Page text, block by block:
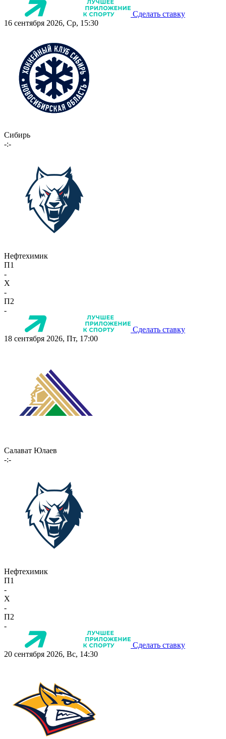
Сделать ставку
16 сентября 2026, Ср, 15:30
Сибирь
-:-
Нефтехимик
П1
-
X
-
П2
-
Сделать ставку
18 сентября 2026, Пт, 17:00
Салават Юлаев
-:-
Нефтехимик
П1
-
X
-
П2
-
Сделать ставку
20 сентября 2026, Вс, 14:30